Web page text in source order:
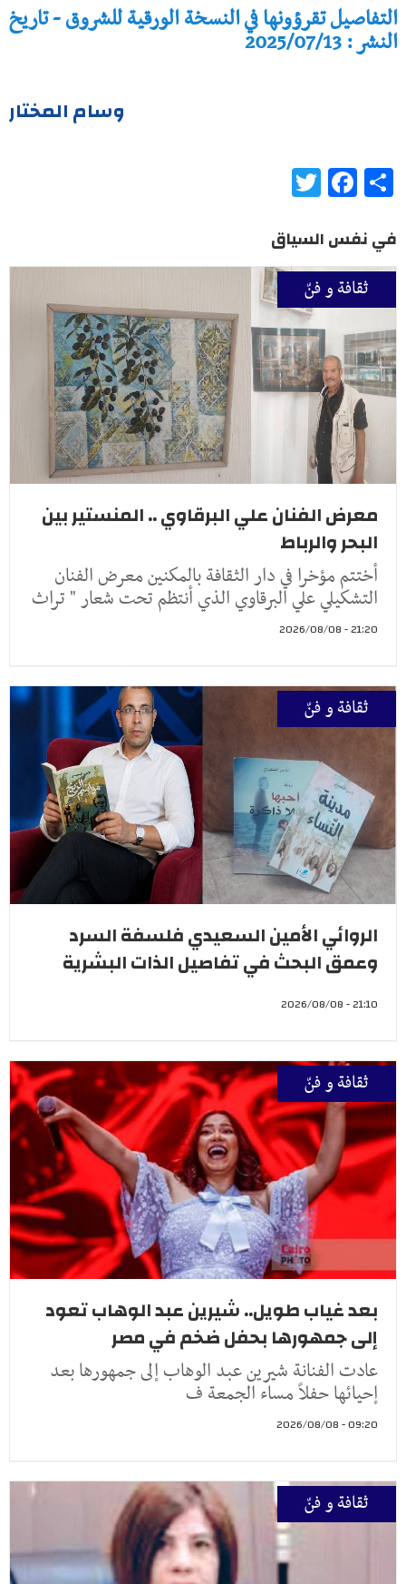
التفاصيل تقرؤونها في النسخة الورقية للشروق - تاريخ
النشر : 2025/07/13
وسام المختار
Share
Facebook
في نفس السياق
ثقافة و فنّ
معرض الفنان علي البرقاوي .. المنستير بين
البحر والرباط
أختتم مؤخرا في دار الثقافة بالمكنين معرض الفنان
التشكيلي علي البرقاوي الذي أنتظم تحت شعار " تراث
21:20 - 2026/08/08
ثقافة و فنّ
الروائي الأمين السعيدي فلسفة السرد
وعمق البحث في تفاصيل الذات البشرية
21:10 - 2026/08/08
ثقافة و فنّ
بعد غياب طويل.. شيرين عبد الوهاب تعود
إلى جمهورها بحفل ضخم في مصر
عادت الفنانة شيرين عبد الوهاب إلى جمهورها بعد
إحيائها حفلاً مساء الجمعة ف
09:20 - 2026/08/08
ثقافة و فنّ